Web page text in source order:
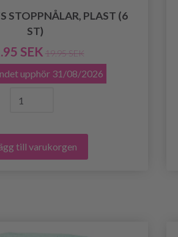
STOPPNÅLAR, PLAST (6
ST)
SEK 19.95 SEK
upphör 31/08/2026
till varukorgen